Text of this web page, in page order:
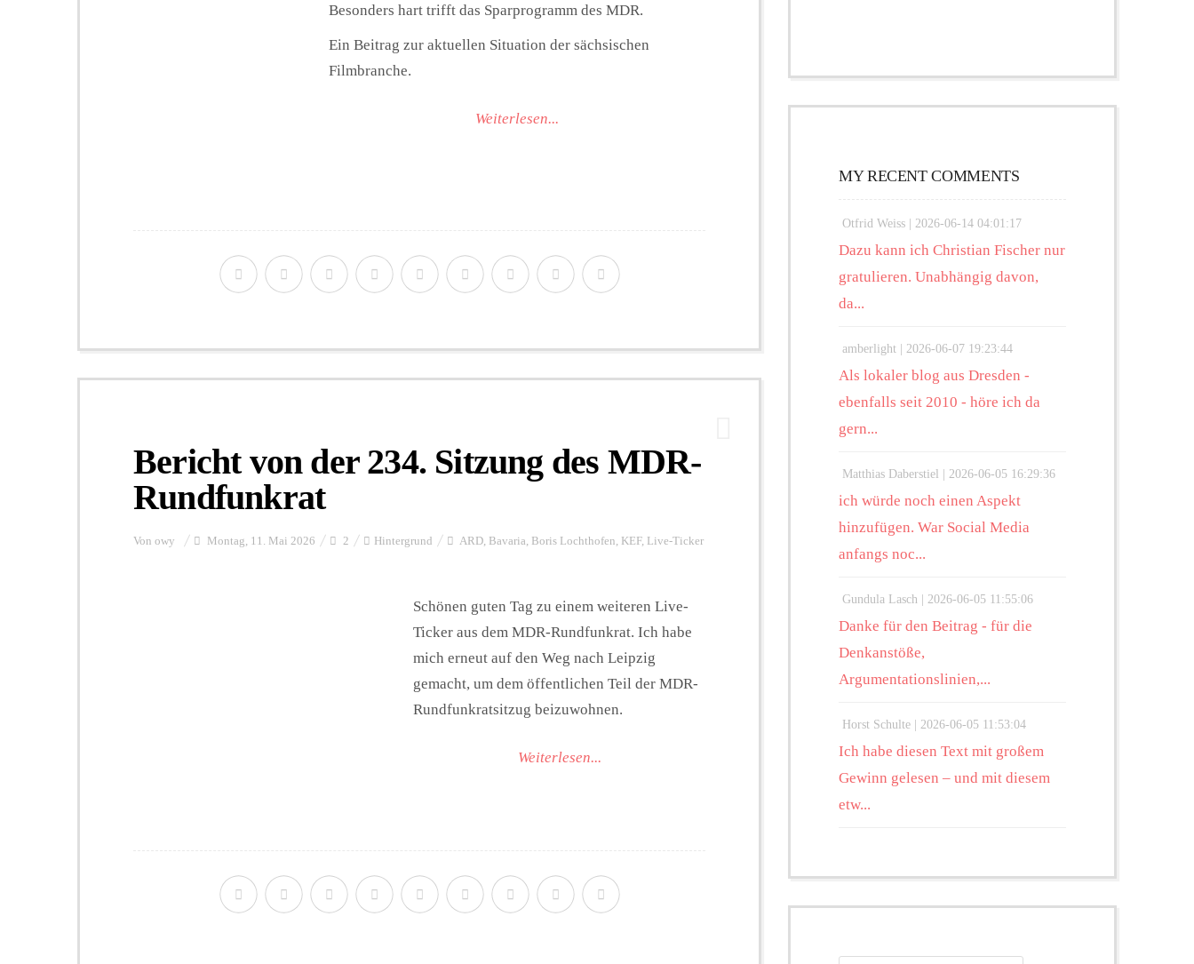
Besonders hart trifft das Sparprogramm des MDR.
Ein Beitrag zur aktuellen Situation der sächsischen
Filmbranche.
Weiterlesen...
Bericht von der 234. Sitzung des MDR-
Rundfunkrat
Von owy Montag, 11. Mai 2026 2 Hintergrund ARD Bavaria Boris Lochthofen KEF, Live-Ticker
Schönen guten Tag zu einem weiteren Live-
Ticker aus dem MDR-Rundfunkrat. Ich habe
mich erneut auf den Weg nach Leipzig
gemacht, um dem öffentlichen Teil der MDR-
Rundfunkratsitzug beizuwohnen.
Weiterlesen...
MY RECENT COMMENTS
Otfrid Weiss | 2026-06-14 04:01:17
Dazu kann ich Christian Fischer nur
gratulieren. Unabhängig davon,
da...
amberlight | 2026-06-07 19:23:44
Als lokaler blog aus Dresden -
ebenfalls seit 2010 - höre ich da
gern...
Matthias Daberstiel | 2026-06-05 16:29:36
ich würde noch einen Aspekt
hinzufügen. War Social Media
anfangs noc...
Gundula Lasch | 2026-06-05 11:55:06
Danke für den Beitrag - für die
Denkanstöße,
Argumentationslinien,...
Horst Schulte | 2026-06-05 11:53:04
Ich habe diesen Text mit großem
Gewinn gelesen – und mit diesem
etw...